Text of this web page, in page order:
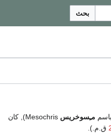
بحث
مـِسوخريس
Mesochris), كان
ق.م.).